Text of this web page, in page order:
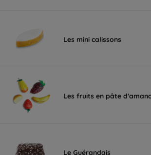
Les mini calissons
Les fruits en pâte
Le Guérandais